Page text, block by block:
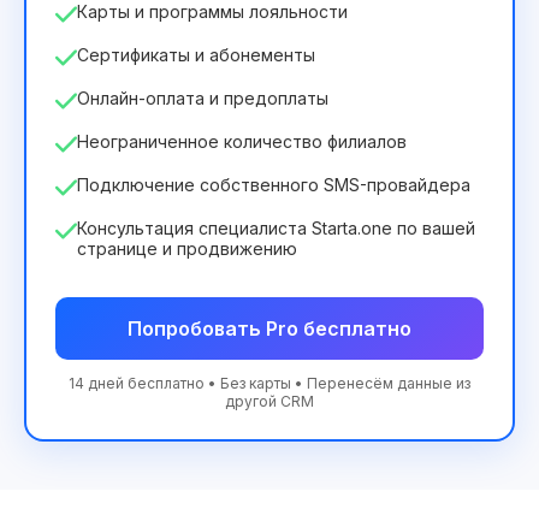
Карты и программы лояльности
Сертификаты и абонементы
Онлайн-оплата и предоплаты
Неограниченное количество филиалов
Подключение собственного SMS-провайдера
Консультация специалиста Starta.one по вашей
странице и продвижению
Попробовать Pro бесплатно
14 дней бесплатно • Без карты • Перенесём данные из
другой CRM